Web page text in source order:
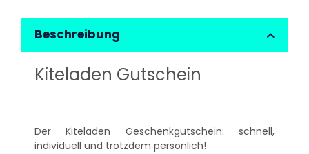
Beschreibung
Kiteladen Gutschein
Der Kiteladen Geschenkgutschein: schnell,
individuell und trotzdem persönlich!